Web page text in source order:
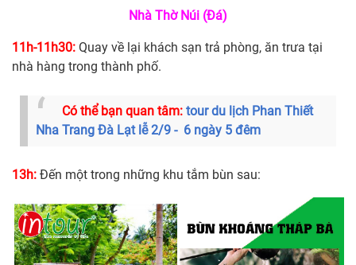
Nhà Thờ Núi (Đá)
11h-11h30: Quay về lại khách sạn trả phòng, ăn trưa tại
nhà hàng trong thành phố.
Có thể bạn quan tâm: tour du lịch Phan Thiết
Nha Trang Đà Lạt lễ 2/9 - 6 ngày 5 đêm
13h: Đến một trong những khu tắm bùn sau: